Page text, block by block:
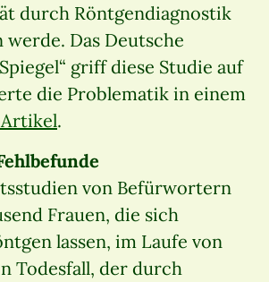
durch Röntgendiagnostik
Das Deutsche
griff diese Studie auf
die Problematik in einem
.
von Befürwortern
Frauen, die sich
lassen, im Laufe von
Todesfall, der durch